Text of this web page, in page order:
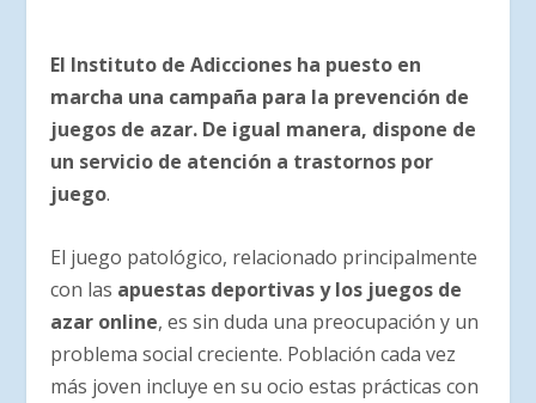
El Instituto de Adicciones ha puesto en
marcha una campaña para la prevención de
juegos de azar. De igual manera, dispone de
un servicio de atención a trastornos por
juego.
El juego patológico, relacionado principalmente
con las apuestas deportivas y los juegos de
azar online, es sin duda una preocupación y un
problema social creciente. Población cada vez
más joven incluye en su ocio estas prácticas con